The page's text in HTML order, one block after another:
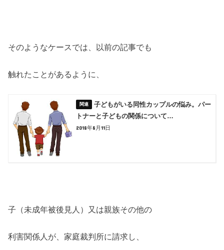
そのようなケースでは、以前の記事でも
触れたことがあるように、
子どもがいる同性カップルの悩み。パー
トナーと子どもの関係について…
2018年8月11日
子（未成年被後見人）又は親族その他の
利害関係人が、家庭裁判所に請求し、